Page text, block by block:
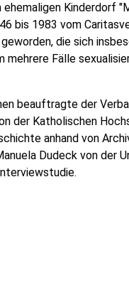
Kinderdorf
bis 1983 vom
die sich
mehrere Fälle
beauftragte der
der Katholischen
anhand von
Dudeck von der